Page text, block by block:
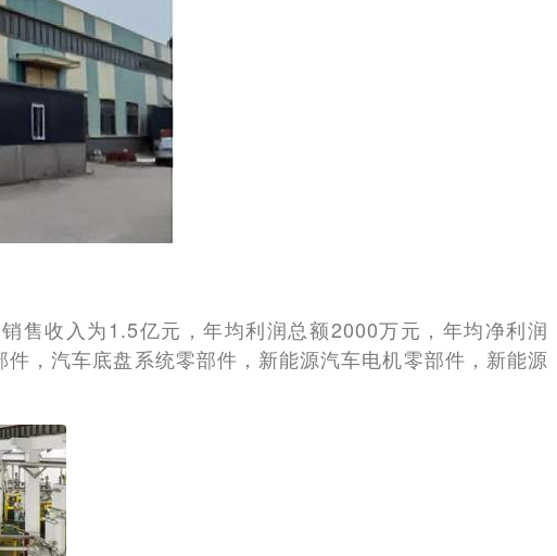
售收入为1.5亿元，年均利润总额2000万元，年均净利润
，汽车底盘系统零部件，新能源汽车电机零部件，新能源